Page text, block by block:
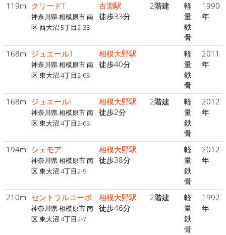
119m クリードT
神奈川県 相模原市 南
区 西大沼 5丁目2-33
古淵駅
徒歩33分
2階建
軽
量
鉄
骨
1990
年
168m ジュエール1
神奈川県 相模原市 南
区 東大沼 4丁目2-65
相模大野駅
徒歩40分
軽
量
鉄
骨
2011
年
168m ジュエールI
神奈川県 相模原市 南
区 東大沼 4丁目2-65
相模大野駅
徒歩2分
2階建
軽
量
鉄
骨
2012
年
194m シェモア
神奈川県 相模原市 南
区 東大沼 4丁目2-5
相模大野駅
徒歩38分
軽
量
鉄
骨
2012
年
210m セントラルコーポ
神奈川県 相模原市 南
区 東大沼 4丁目2-7
相模大野駅
徒歩46分
2階建
軽
量
鉄
骨
1992
年